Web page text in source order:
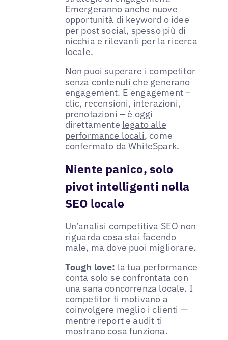
Emergeranno anche nuove
opportunità di keyword o idee
per post social, spesso più di
nicchia e rilevanti per la ricerca
locale.
Non puoi superare i competitor
senza contenuti che generano
engagement. E engagement –
clic, recensioni, interazioni,
prenotazioni – è oggi
direttamente legato alle
performance locali, come
confermato daWhiteSpark.
Niente panico, solo
pivot intelligenti nella
SEO locale
Un’analisi competitiva SEO non
riguarda cosa stai facendo
male, ma dove puoi migliorare.
Tough love: la tua performance
conta solo se confrontata con
una sana concorrenza locale. I
competitor ti motivano a
coinvolgere meglio i clienti —
mentre report e audit ti
mostrano cosa funziona.